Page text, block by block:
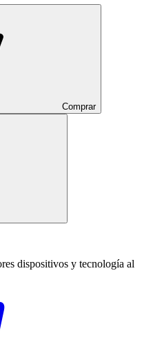
Comprar
dispositivos y tecnología al